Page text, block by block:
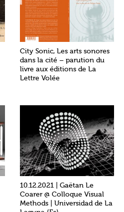
City Sonic, Les arts sonores
dans la cité – parution du
livre aux éditions de La
Lettre Volée
10.12.2021 | Gaëtan Le
Coarer @ Colloque Visual
Methods | Universidad de La